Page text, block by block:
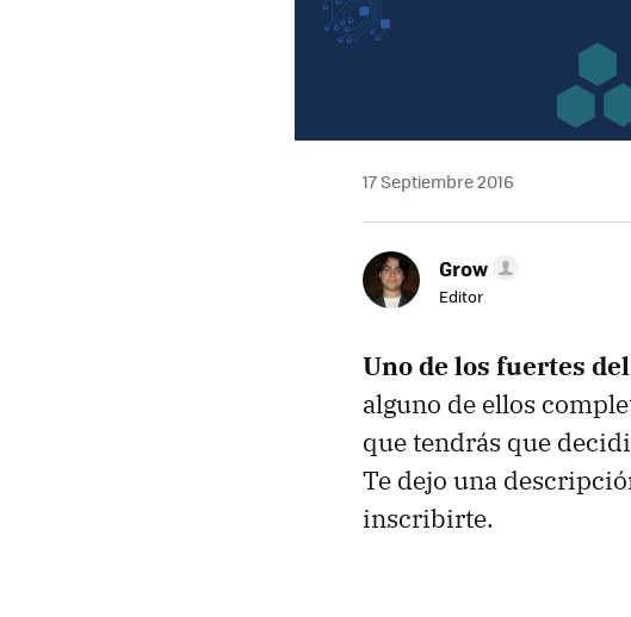
17 Septiembre 2016
Grow
Editor
Uno de los fuertes
alguno de ellos
que tendrás que
Te dejo una
inscribirte.